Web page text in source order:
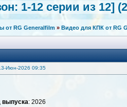
1-12 серии из 12]
от RG Generalfilm » Видео для КПК от RG
Июн-2026 09:35
выпуска: 2026